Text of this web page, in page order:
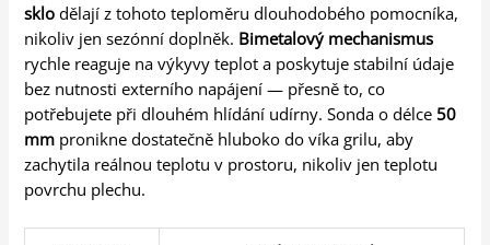
sklo dělají z tohoto teploměru dlouhodobého pomocníka,
nikoliv jen sezónní doplněk. Bimetalový mechanismus
rychle reaguje na výkyvy teplot a poskytuje stabilní údaje
bez nutnosti externího napájení — přesně to, co
potřebujete při dlouhém hlídání udírny. Sonda o délce 50
mm pronikne dostatečně hluboko do víka grilu, aby
zachytila reálnou teplotu v prostoru, nikoliv jen teplotu
povrchu plechu.